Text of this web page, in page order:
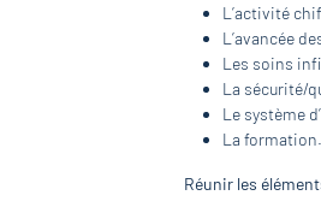
L’activité
L’avancée
Les soins
La sécurité/
Le système
La formation.
Réunir les